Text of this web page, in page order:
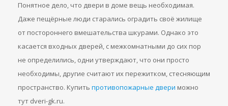
Понятное дело, что двери в доме вещь необходимая.
Даже пещёрные люди старались оградить своё жилище
от постороннего вмешательства шкурами. Однако это
касается входных дверей, с межкомнатными до сих пор
не определились, одни утверждают, что они просто
необходимы, другие считают их пережитком, стесняющим
пространство. Купить противопожарные двери можно
тут dveri-gk.ru.